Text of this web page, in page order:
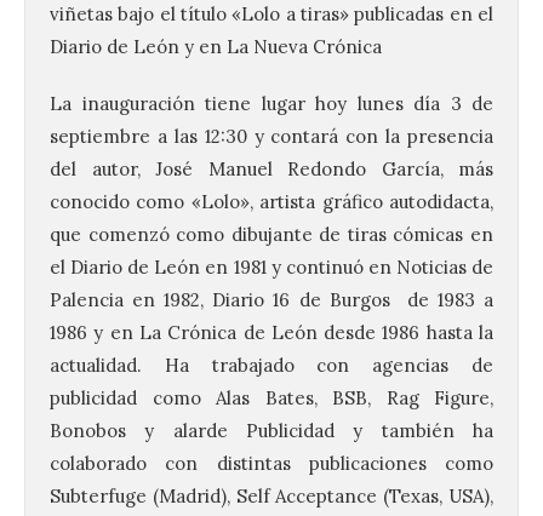
viñetas bajo el título «Lolo a tiras» publicadas en el
Diario de León y en La Nueva Crónica
La inauguración tiene lugar hoy lunes día 3 de
septiembre a las 12:30 y contará con la presencia
del autor, José Manuel Redondo García, más
conocido como «Lolo», artista gráfico autodidacta,
que comenzó como dibujante de tiras cómicas en
el Diario de León en 1981 y continuó en Noticias de
Palencia en 1982, Diario 16 de Burgos de 1983 a
1986 y en La Crónica de León desde 1986 hasta la
actualidad. Ha trabajado con agencias de
publicidad como Alas Bates, BSB, Rag Figure,
Bonobos y alarde Publicidad y también ha
colaborado con distintas publicaciones como
Subterfuge (Madrid), Self Acceptance (Texas, USA),